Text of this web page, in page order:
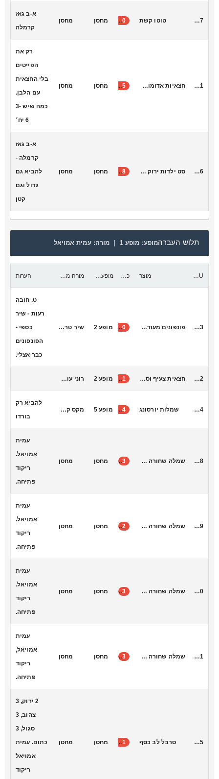
S1037 טוטו קשת 30 מחסן מחסן
א-ב גאז
קרמלה
S1041 חצאיות אדומות מנצנצות חגורה זהב מתאים לכיתות ה’-ח’. מידה - 8 יח׳ , מידה 2-7 יח׳, מידה 15 מחסן מחסן
רק את
הפייטים
בלי החצאית
עם הלבן.
כמה שיש 3-
6 יח׳
V2036 סט ילדות ירוק פייטים 18 מחסן מחסן
א-ב גאז
קרמלה -
להביא גם
גדול וגם
קטן
תלוש העברהמופע: מופע 1 | מורה: עמית אמויאל
מוצר מורה מקבלת הערות
R4003 פונפונים מעודדות 50 מופע 2 שיר טרום חובה רעות
ט. חובה
רעות - שיר
כספי -
הפונפונים
כבר אצלי.
V2042 חצאית צעיף וסרט נקודות מתאים לגיל 4-עד כיתה ב’ 31 מופע 2 רוני עובדיה א+ב מורשת
D3034 שמלות יורסונג 14 מופע 5 מקס קונקי
להביא רק
בורדו
D3018 שמלה שחורה משולשים כתום 3 מחסן מחסן
עמית
אמויאל.
ריקוד
פתיחה.
D3019 שמלה שחורה משולשים ירוק 2 מחסן מחסן
עמית
אמויאל.
ריקוד
פתיחה.
D3020 שמלה שחורה משולשים צהוב 3 מחסן מחסן
עמית
אמויאל.
ריקוד
פתיחה.
D3021 שמלה שחורה משולשים סגול 3 מחסן מחסן
עמית
אמויאל,
ריקוד
פתיחה.
V2005 סרבל לב כסף 11 מחסן מחסן
2 ירוק, 3
צהוב, 3
סגול, 3
כתום. עמית
אמויאל
ריקוד